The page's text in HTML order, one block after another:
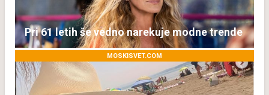
Pri 61 letih še vedno narekuje modne trende
MOSKISVET.COM